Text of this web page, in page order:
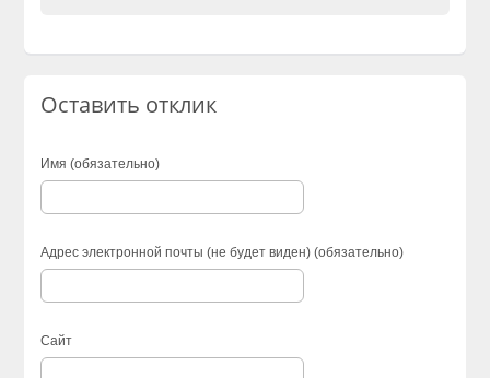
Оставить отклик
Имя (обязательно)
Адрес электронной почты (не будет виден) (обязательно)
Сайт